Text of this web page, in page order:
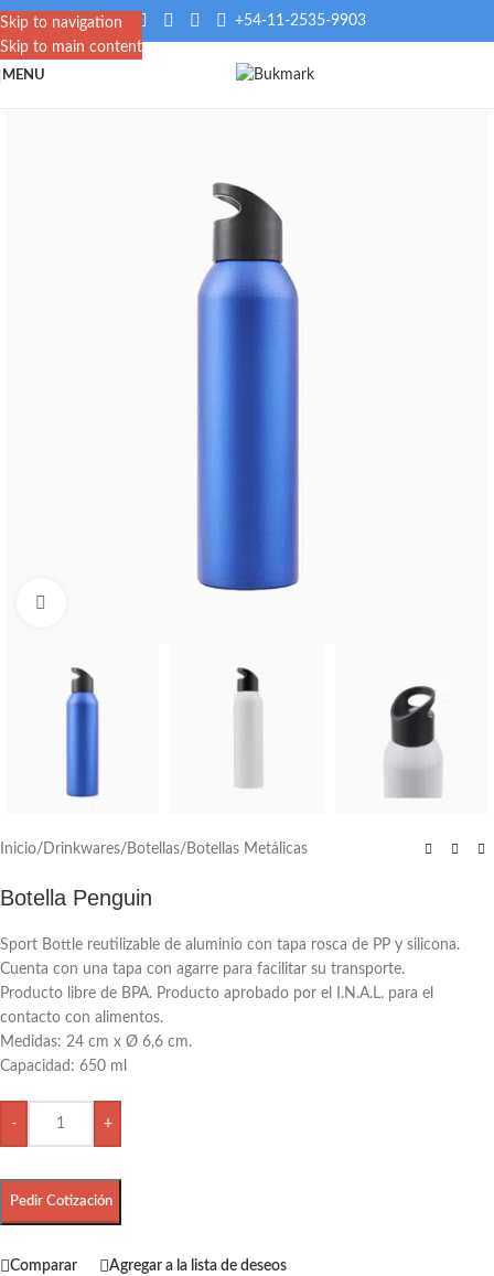
Skip to navigation
Skip to main content
+54-11-2535-9903
MENU
Inicio/ Drinkwares/ Botellas/ Botellas Metálicas
Botella Penguin
Sport Bottle reutilizable de aluminio con tapa rosca de PP y silicona.
Cuenta con una tapa con agarre para facilitar su transporte.
Producto libre de BPA. Producto aprobado por el I.N.A.L. para el
contacto con alimentos.
Medidas: 24 cm x Ø 6,6 cm.
Capacidad: 650 ml
- +
Pedir Cotización
Comparar Agregar a la lista de deseos